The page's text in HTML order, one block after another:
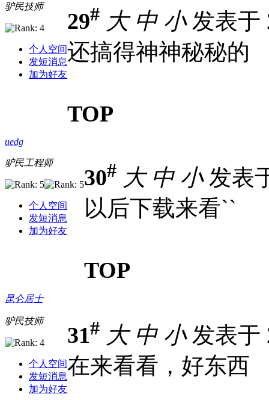
驴民技师
个人空间
发短消息
加为好友
29# 大 中 小发表于
还搞得神神秘秘的
TOP
uedg
驴民工程师
个人空间
发短消息
加为好友
30# 大 中 小发表
以后下载来看``
TOP
昆仑居士
驴民技师
个人空间
发短消息
加为好友
31# 大 中 小发表于
在来看看，好东西